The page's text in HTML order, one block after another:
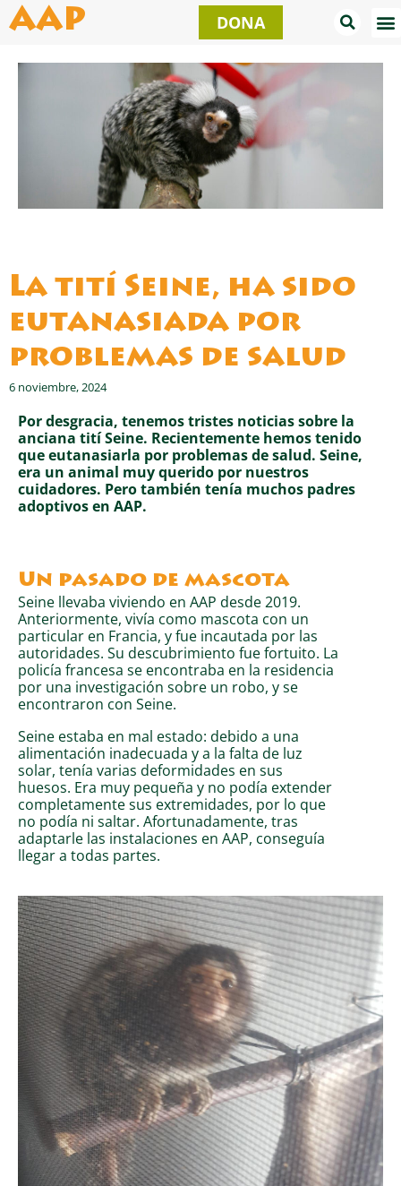
alAAP DONA
La tití Seine, ha sido
eutanasiada por
problemas de salud
6 noviembre, 2024
Por desgracia, tenemos tristes noticias sobre la
anciana tití Seine. Recientemente hemos tenido
que eutanasiarla por problemas de salud. Seine,
era un animal muy querido por nuestros
cuidadores. Pero también tenía muchos padres
adoptivos en AAP.
Un pasado de mascota
Seine llevaba viviendo en AAP desde 2019.
Anteriormente, vivía como mascota con un
particular en Francia, y fue incautada por las
autoridades. Su descubrimiento fue fortuito. La
policía francesa se encontraba en la residencia
por una investigación sobre un robo, y se
encontraron con Seine.
Seine estaba en mal estado: debido a una
alimentación inadecuada y a la falta de luz
solar, tenía varias deformidades en sus
huesos. Era muy pequeña y no podía extender
completamente sus extremidades, por lo que
no podía ni saltar. Afortunadamente, tras
adaptarle las instalaciones en AAP, conseguía
llegar a todas partes.